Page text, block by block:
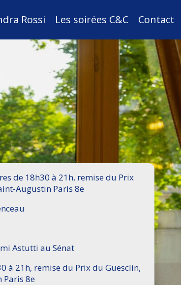
Rossi Les soirées C&C Contact
de 18h30 à 21h, remise du Prix
Augustin Paris 8e
Astutti au Sénat
à 21h, remise du Prix du Guesclin,
Paris 8e